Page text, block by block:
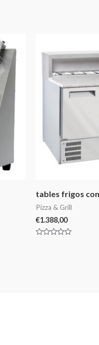
tables frigos
Pizza & Grill
€1.388,00